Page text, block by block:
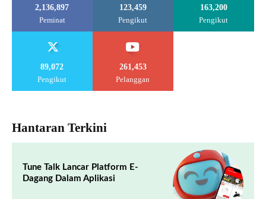
2,136,897
Peminat
123,459
Pengikut
163,200
Pengikut
89,072
Pengikut
261,453
Pelanggan
Hantaran Terkini
Tune Talk Lancar Platform E-
Dagang Dalam Aplikasi